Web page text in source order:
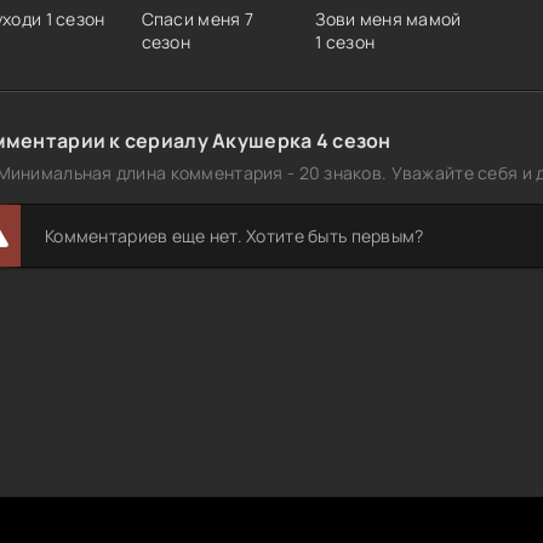
1 сезон
Спаси меня 7
сезон
Зови меня мамой
1 сезон
к сериалу Акушерка 4 сезон
длина комментария - 20 знаков. Уважайте себя и
Комментариев еще нет. Хотите быть первым?